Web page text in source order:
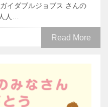
イダブルジョブス さんの
人…
Read More